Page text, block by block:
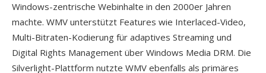
Windows-zentrische Webinhalte in den 2000er Jahren
machte. WMV unterstützt Features wie Interlaced-Video,
Multi-Bitraten-Kodierung für adaptives Streaming und
Digital Rights Management über Windows Media DRM. Die
Silverlight-Plattform nutzte WMV ebenfalls als primäres